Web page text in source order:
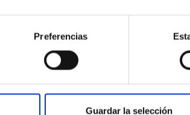
Preferencias
Guardar la selección
viajar con animales pero que
y se les considera mercancía.
artículo o vehículo transportado por
de: a) los artículos y vehículos